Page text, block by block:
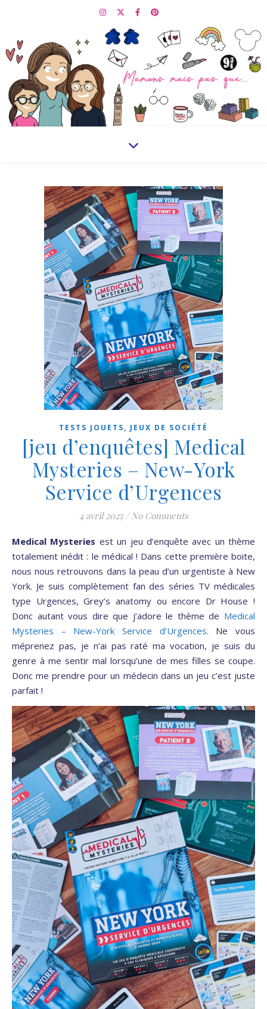
TESTS JOUETS, JEUX DE SOCIÉTÉ
[jeu d’enquêtes] Medical
Mysteries – New-York
Service d’Urgences
4 avril 2025 / No Comments
Medical Mysteries est un jeu d’enquête avec un thème
totalement inédit : le médical ! Dans cette première boite,
nous nous retrouvons dans la peau d’un urgentiste à New
York. Je suis complètement fan des séries TV médicales
type Urgences, Grey’s anatomy ou encore Dr House !
Donc autant vous dire que j’adore le thème de Medical
Mysteries – New-York Service d’Urgences. Ne vous
méprenez pas, je n’ai pas raté ma vocation, je suis du
genre à me sentir mal lorsqu’une de mes filles se coupe.
Donc me prendre pour un médecin dans un jeu c’est juste
parfait !